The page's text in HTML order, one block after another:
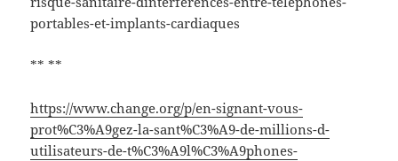
portables-et-implants-cardiaques
** **
https://www.change.org/p/en-signant-vous-
prot%C3%A9gez-la-sant%C3%A9-de-millions-d-
utilisateurs-de-t%C3%A9l%C3%A9phones-